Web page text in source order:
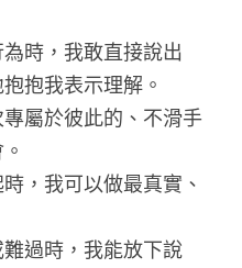
時，我敢直接說出
抱我表示理解。
屬於彼此的、不滑手
，我可以做最真實、
過時，我能放下說